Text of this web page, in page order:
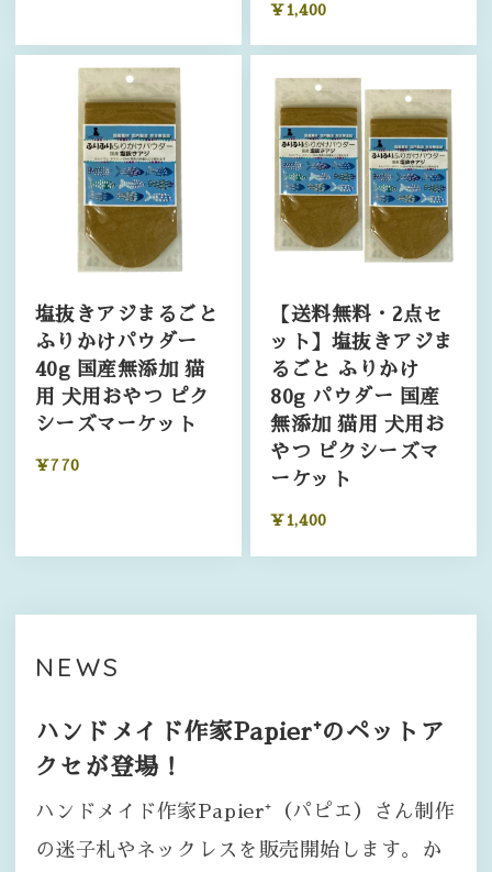
¥1,400
塩抜きアジまるごと
ふりかけパウダー
40g 国産無添加 猫
用 犬用おやつ ピク
シーズマーケット
¥770
【送料無料・2点セ
ット】塩抜きアジま
るごと ふりかけ
80g パウダー 国産
無添加 猫用 犬用お
やつ ピクシーズマ
ーケット
¥1,400
NEWS
ハンドメイド作家Papier⁺のペットア
クセが登場！
ハンドメイド作家Papier⁺（パピエ）さん制作
の迷子札やネックレスを販売開始します。か